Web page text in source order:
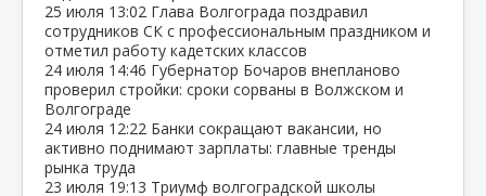
25 июля 13:02 Глава Волгограда поздравил
сотрудников СК с профессиональным праздником и
отметил работу кадетских классов
24 июля 14:46 Губернатор Бочаров внепланово
проверил стройки: сроки сорваны в Волжском и
Волгограде
24 июля 12:22 Банки сокращают вакансии, но
активно поднимают зарплаты: главные тренды
рынка труда
23 июля 19:13 Триумф волгоградской школы